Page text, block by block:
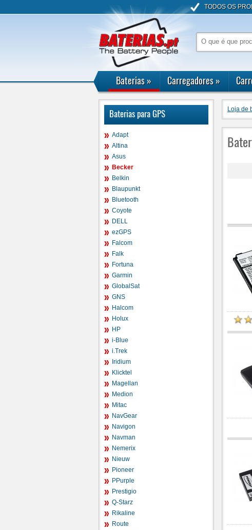
TODOS OS
Baterias» Carregadores»
Baterias para GPS
Adapt
Altina
Asus
Becker
Belkin
Blaupunkt
Bluetooth
Coyote
DELL
ezGPS
Falcom
Falk
Fortuna
Garmin
GlobalSat
GNS
Halcom
Holux
HP
i-Blue
i.Trek
Iridium
Klicktel
Magellan
Medion
Mitac
NavGear
Navigon
Navman
Nemerix
Nieuw
Pioneer
PPurple
Prestigio
Q-Starz
Rikaline
Route
Loja de